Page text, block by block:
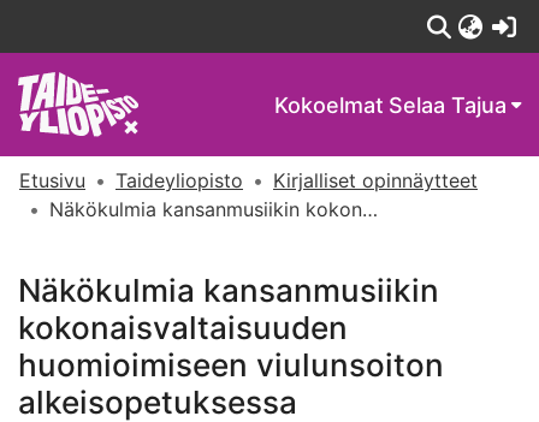
Kokoelmat Selaa Tajua
Etusivu Taideyliopisto
Kirjalliset opinnäytteet
Näkökulmia kansanmusiikin kokonaisvaltaisuuden huomioimiseen viulunsoiton alkeisopetuksessa
Näkökulmia kansanmusiikin
kokonaisvaltaisuuden
huomioimiseen viulunsoiton
alkeisopetuksessa